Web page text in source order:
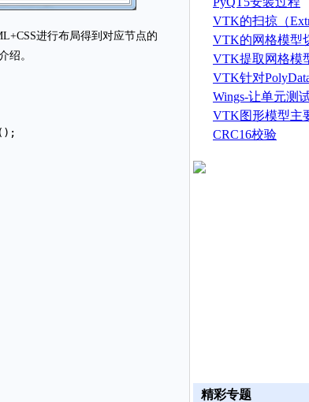
进行布局得到对应节点的
绍。
VTK的扫掠（
算法
VTK的网格模型
VTK提取网格模
据算法
VTK针对
线运算
Wings-让单元测
生成
VTK图形模型主
CRC16校验
精彩专题